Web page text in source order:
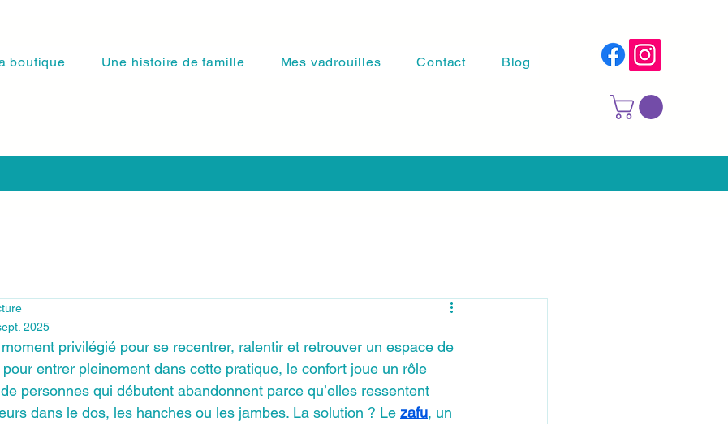
boutique Une histoire de famille Mes vadrouilles Contact Blog
2025
privilégié pour se recentrer, ralentir et retrouver un espace de
entrer pleinement dans cette pratique, le confort joue un rôle
personnes qui débutent abandonnent parce qu’elles ressentent
dans le dos, les hanches ou les jambes. La solution ? Le zafu, un